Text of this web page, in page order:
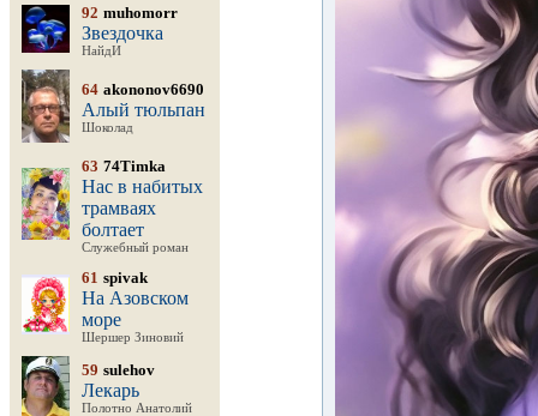
92 muhomorr
Звездочка
НайдИ
64 akononov6690
Алый тюльпан
Шоколад
63 74Timka
Нас в набитых
трамваях
болтает
Служебный роман
61 spivak
На Азовском
море
Шершер Зиновий
59 sulehov
Лекарь
Полотно Анатолий